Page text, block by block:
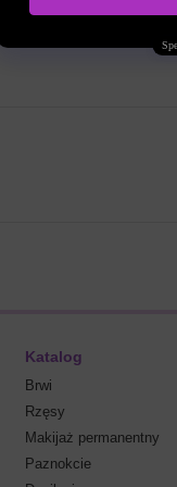
Katalog
Brwi
Rzęsy
Makijaż permanentny
Paznokcie